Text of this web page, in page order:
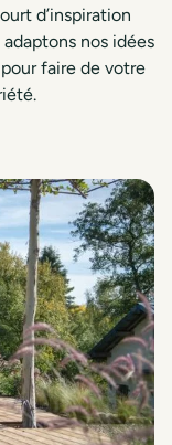
d’inspiration
nos idées
faire de votre